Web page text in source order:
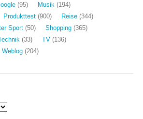
(95) Musik (194)
Produkttest (900) Reise (344)
Sport (50) Shopping (365)
(33) TV (136)
Weblog (204)